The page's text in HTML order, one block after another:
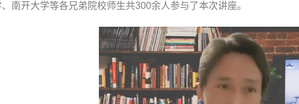
南开大学等各兄弟院校师生共300余人参与了本次讲座。